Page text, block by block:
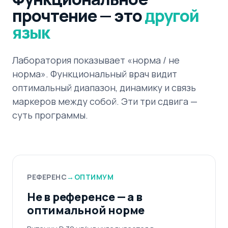
прочтение — этодругой
язык
Лаборатория показывает «норма / не
норма». Функциональный врач видит
оптимальный диапазон, динамику и связь
маркеров между собой. Эти три сдвига —
суть программы.
РЕФЕРЕНС→ ОПТИМУМ
Не в референсе — а в
оптимальной норме